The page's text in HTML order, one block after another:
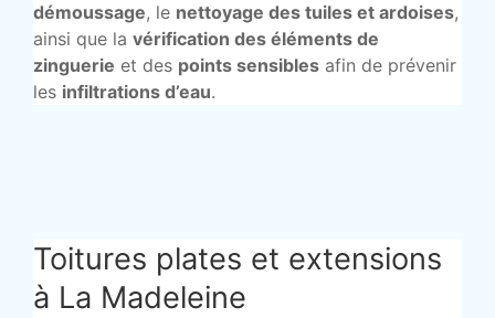
démoussage, le nettoyage des tuiles et ardoises,
ainsi que la vérification des éléments de
zinguerie et des points sensibles afin de prévenir
les infiltrations d’eau.
Toitures plates et extensions
à La Madeleine